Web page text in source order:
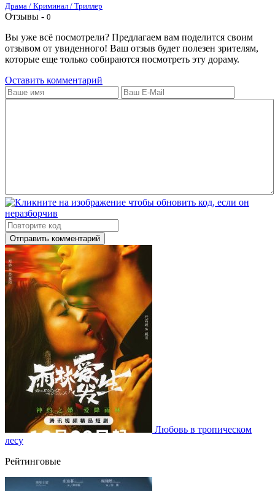
Драма / Криминал / Триллер
Отзывы - 0
Вы уже всё посмотрели? Предлагаем вам поделится своим
отзывом от увиденного! Ваш отзыв будет полезен зрителям,
которые еще только собираются посмотреть эту дораму.
Оставить комментарий
Отправить комментарий
Любовь в тропическом
лесу
Рейтинговые